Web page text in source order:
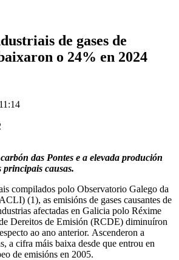
de gases de
o 24% en 2024
das Pontes e a elevada produción
causas.
compilados polo Observatorio Galego da
(1), as emisións de gases causantes de
afectadas en Galicia polo Réxime
Dereitos de Emisión (RCDE) diminuíron
ao ano anterior. Ascenderon a
a cifra máis baixa desde que entrou en
de emisións en 2005.